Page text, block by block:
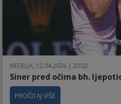
NEDELJA, 12.04.2026 | 20:02
Siner pred očima bh.
PROČITAJ VIŠE